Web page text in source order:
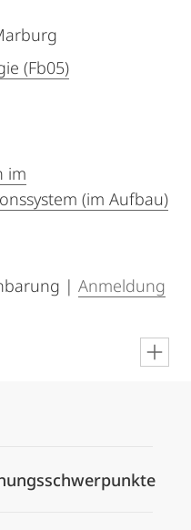
(Fb05)
im
(im Aufbau)
| Anmeldung